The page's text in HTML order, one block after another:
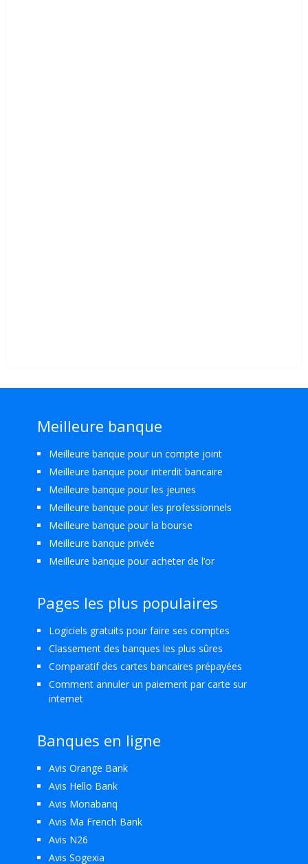
Meilleure banque
Meilleure banque pour un compte joint
Meilleure banque pour interdit bancaire
Meilleure banque pour les jeunes
Meilleure banque pour les professionnels
Meilleure banque pour la bourse
Meilleure banque privée
Meilleure banque pour acheter de l’or
Pages les plus populaires
Logiciels gratuits pour faire ses comptes
Classement des banques les plus sûres
Comparatif des cartes bancaires prépayées
Comment annuler un paiement par carte sur
internet
Banques en ligne
Avis Orange Bank
Avis Hello Bank
Avis Monabanq
Avis Ma French Bank
Avis N26
Avis Sogexia